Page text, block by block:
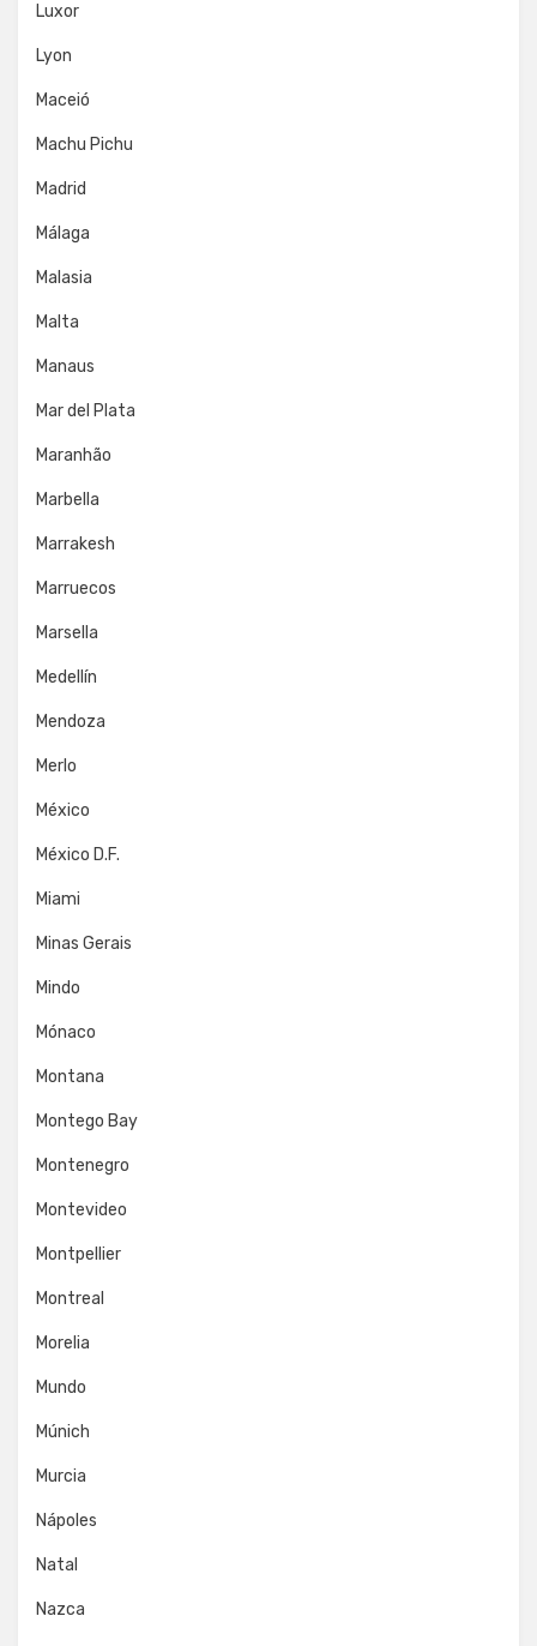
Luxor
Lyon
Maceió
Machu Pichu
Madrid
Málaga
Malasia
Malta
Manaus
Mar del Plata
Maranhão
Marbella
Marrakesh
Marruecos
Marsella
Medellín
Mendoza
Merlo
México
México D.F.
Miami
Minas Gerais
Mindo
Mónaco
Montana
Montego Bay
Montenegro
Montevideo
Montpellier
Montreal
Morelia
Mundo
Múnich
Murcia
Nápoles
Natal
Nazca